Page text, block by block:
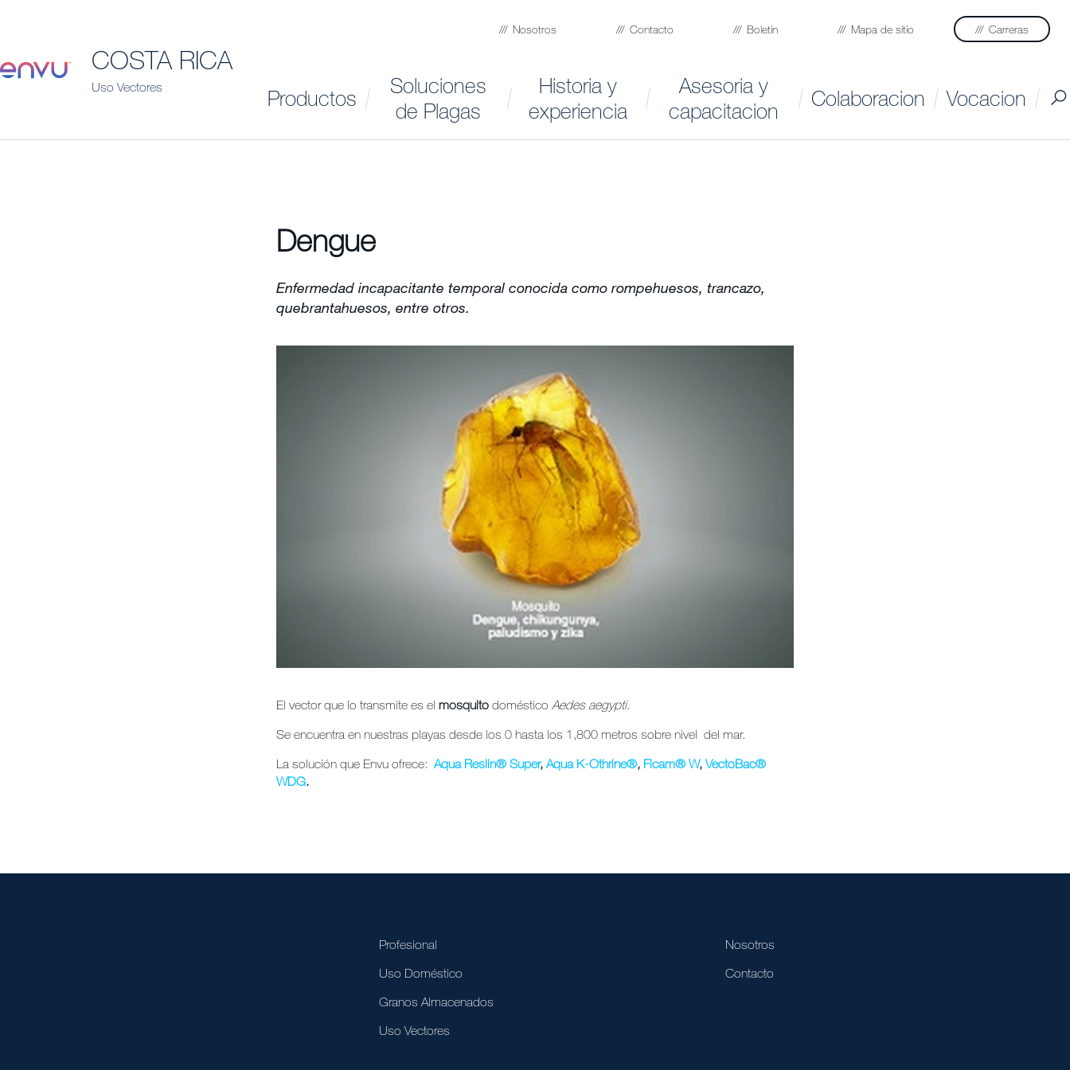
COSTA RICA
Uso Vectores
Nosotros Contacto Boletin Mapa de sitio Carreras
Productos
Soluciones
de Plagas
Historia y
experiencia
Asesoria y
capacitacion
Colaboracion Vocacion
Dengue
Enfermedad incapacitante temporal conocida como rompehuesos, trancazo,
quebrantahuesos, entre otros.
El vector que lo transmite es el mosquitodomésticoAedes aegypti.
Se encuentra en nuestras playas desde los 0 hasta los 1,800 metros sobre nivel del mar.
La solución que Envu ofrece:Aqua Reslin® Super,Aqua K-Othrine®, Ficam® W,VectoBac®
WDG.
Profesional
Uso Doméstico
Granos Almacenados
Uso Vectores
Nosotros
Contacto